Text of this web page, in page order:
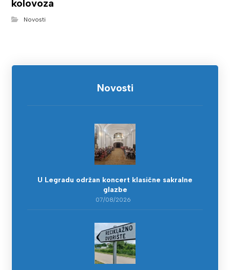
kolovoza
Novosti
Novosti
U Legradu održan koncert klasične sakralne
glazbe
07/08/2026